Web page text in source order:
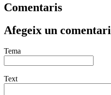
Comentaris
Afegeix un comentari
Tema
Text